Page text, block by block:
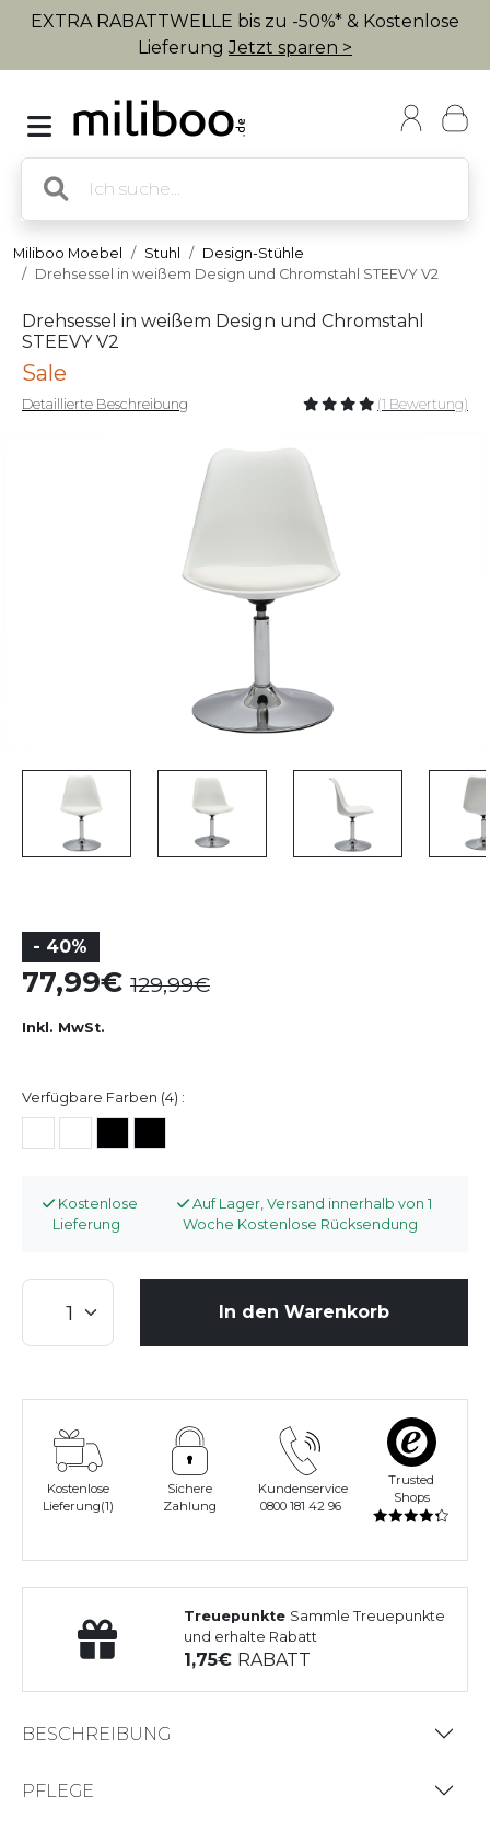
EXTRA RABATTWELLE bis zu -50%* & Kostenlose
LieferungJetzt sparen >
Miliboo Moebel Stuhl
Design-Stühle
Drehsessel in weißem Design und Chromstahl STEEVY V2
Drehsessel in weißem Design und Chromstahl
STEEVY V2
Sale
Detaillierte Beschreibung (1 Bewertung)
- 40%
77,99 129,99
Inkl. MwSt.
Verfügbare Farben (4) :
Kostenlose
Lieferung
Auf Lager, Versand innerhalb von 1
Woche Kostenlose Rücksendung
In den Warenkorb
Kostenlose
Lieferung(1)
Sichere
Zahlung
Kundenservice
0800 181 42 96
Trusted
Shops
Treuepunkte Sammle Treuepunkte
und erhalte Rabatt
1,75 RABATT
BESCHREIBUNG
PFLEGE